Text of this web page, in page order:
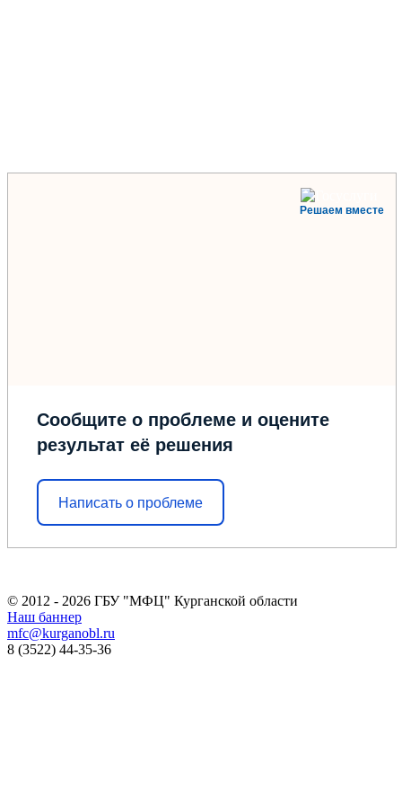
Решаем вместе
Сообщите о проблеме и оцените
результат её решения
Написать о проблеме
© 2012 - 2026 ГБУ "МФЦ" Курганской области
Наш баннер
mfc@kurganobl.ru
8 (3522) 44-35-36